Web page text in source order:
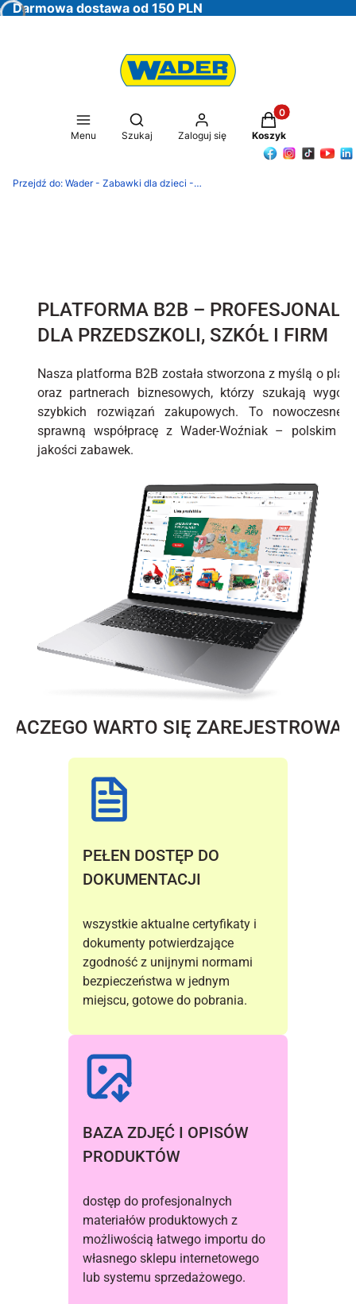
Darmowa dostawa od 150 PLN
Menu
Otwórz wyszukiwarkę
Szukaj Zaloguj się
Produkty w
Koszyk
Przejdź do: Wader - Zabawki dla dzieci - Oficjalna Strona Producenta
PLATFORMA B2B –
DLA PRZEDSZKOLI, SZKÓŁ I FIRM
Nasza platforma B2B została stworzona z myślą o
oraz partnerach biznesowych, którzy szukają
szybkich rozwiązań zakupowych. To nowoczesne
sprawną współpracę z Wader-Woźniak – polskim
jakości zabawek.
WARTO SIĘ
PEŁEN DOSTĘP DO
DOKUMENTACJI
wszystkie aktualne certyfikaty i
dokumenty potwierdzające
zgodność z unijnymi normami
bezpieczeństwa w jednym
miejscu, gotowe do pobrania.
BAZA ZDJĘĆ I OPISÓW
PRODUKTÓW
dostęp do profesjonalnych
materiałów produktowych z
możliwością łatwego importu do
własnego sklepu internetowego
lub systemu sprzedażowego.